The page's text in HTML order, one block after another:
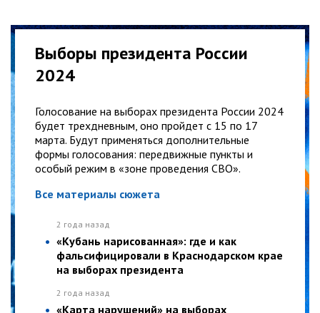
Выборы президента России
2024
Голосование на выборах президента России 2024
будет трехдневным, оно пройдет с 15 по 17
марта. Будут применяться дополнительные
формы голосования: передвижные пункты и
особый режим в «зоне проведения СВО».
Все материалы сюжета
2 года назад
«Кубань нарисованная»: где и как
фальсифицировали в Краснодарском крае
на выборах президента
2 года назад
«Карта нарушений» на выборах